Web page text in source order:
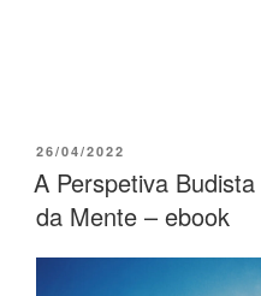
26/04/2022
A Perspetiva
da Mente – ebook